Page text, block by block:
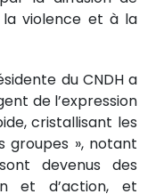
violence et à la
du CNDH a
de l’expression
cristallisant les
groupes », notant
devenus des
et d’action, et